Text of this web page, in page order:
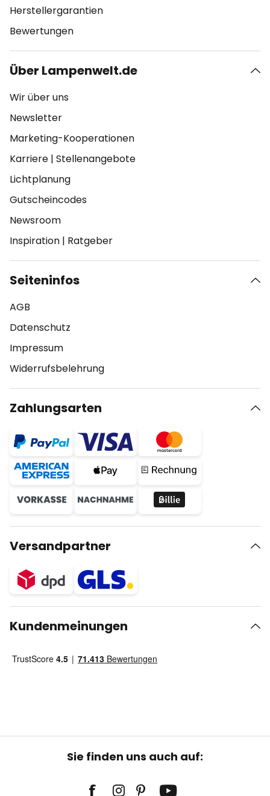
Herstellergarantien
Bewertungen
Über Lampenwelt.de
Wir über uns
Newsletter
Marketing-Kooperationen
Karriere | Stellenangebote
Lichtplanung
Gutscheincodes
Newsroom
Inspiration | Ratgeber
Seiteninfos
AGB
Datenschutz
Impressum
Widerrufsbelehrung
Zahlungsarten
Versandpartner
Kundenmeinungen
Sie finden uns auch auf: